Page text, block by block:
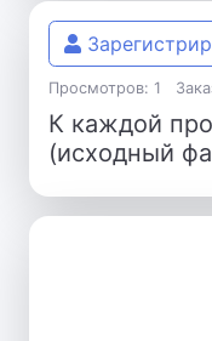
Просмотров: 1
К каждой
(исходный